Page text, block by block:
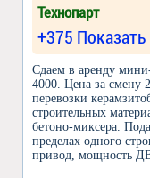
Технопарт
+375
Сдаем в аренду
4000. Цена за смену
перевозки
строительных
бетоно-миксера.
пределах одного
привод, мощность